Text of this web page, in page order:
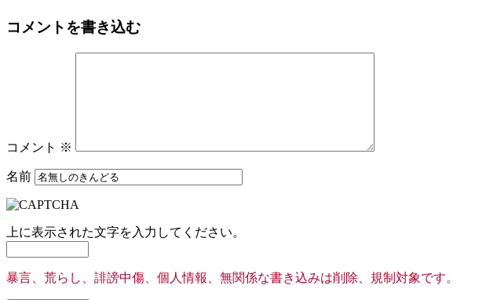
コメントを書き込む
コメント ※
名前
上に表示された文字を入力してください。
暴言、荒らし、誹謗中傷、個人情報、無関係な書き込みは削除、規制対象です。